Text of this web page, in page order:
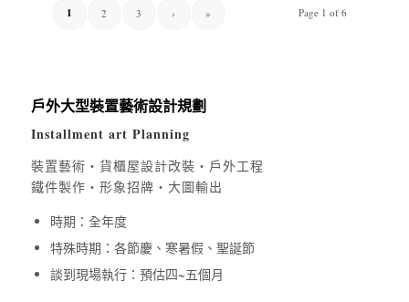
Page 1 of 6
1 2 3 › »
戶外大型裝置藝術設計規劃
Installment art Planning
裝置藝術・貨櫃屋設計改裝・戶外工程
鐵件製作・形象招牌・大圖輸出
時期：全年度
特殊時期：各節慶、寒暑假、聖誕節
談到現場執行：預估四~五個月